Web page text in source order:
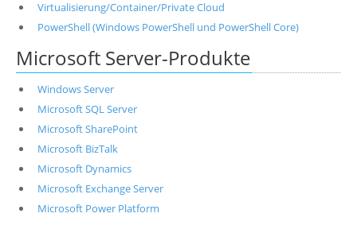
Virtualisierung/Container/Private Cloud
PowerShell (Windows PowerShell und PowerShell Core)
Microsoft Server-Produkte
Windows Server
Microsoft SQL Server
Microsoft SharePoint
Microsoft BizTalk
Microsoft Dynamics
Microsoft Exchange Server
Microsoft Power Platform